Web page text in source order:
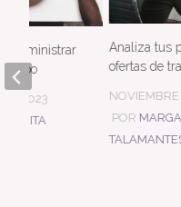
Analiza tus
ofertas de
POR
administrar
8, 2023